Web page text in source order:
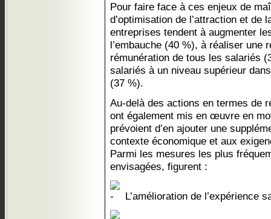
Pour faire face à ces enjeux de
d’optimisation de l’attraction et de
entreprises tendent à augmenter
l’embauche (40 %), à réaliser une
rémunération de tous les salariés
salariés à un niveau supérieur
(37 %).
Au-delà des actions en termes de
ont également mis en œuvre en
prévoient d’en ajouter une
contexte économique et aux
Parmi les mesures les plus
envisagées, figurent :
L’amélioration de l’expérience